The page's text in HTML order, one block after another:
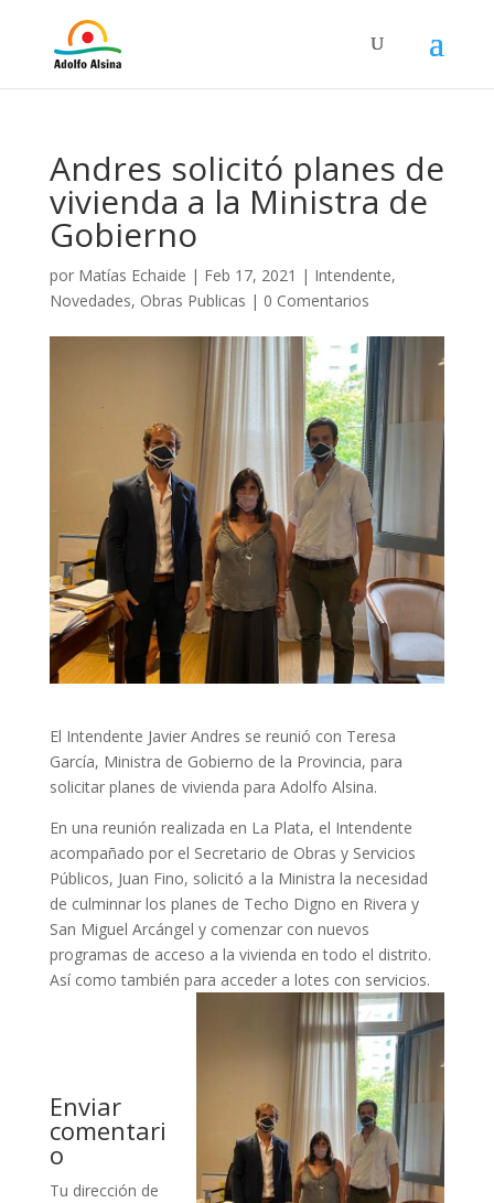
Andres solicitó planes de
vivienda a la Ministra de
Gobierno
por Matías Echaide | Feb 17, 2021 | Intendente,
Novedades, Obras Publicas | 0 Comentarios
El Intendente Javier Andres se reunió con Teresa
García, Ministra de Gobierno de la Provincia, para
solicitar planes de vivienda para Adolfo Alsina.
En una reunión realizada en La Plata, el Intendente
acompañado por el Secretario de Obras y Servicios
Públicos, Juan Fino, solicitó a la Ministra la necesidad
de culminnar los planes de Techo Digno en Rivera y
San Miguel Arcángel y comenzar con nuevos
programas de acceso a la vivienda en todo el distrito.
Así como también para acceder a lotes con servicios.
Enviar
comentari
o
Tu dirección de